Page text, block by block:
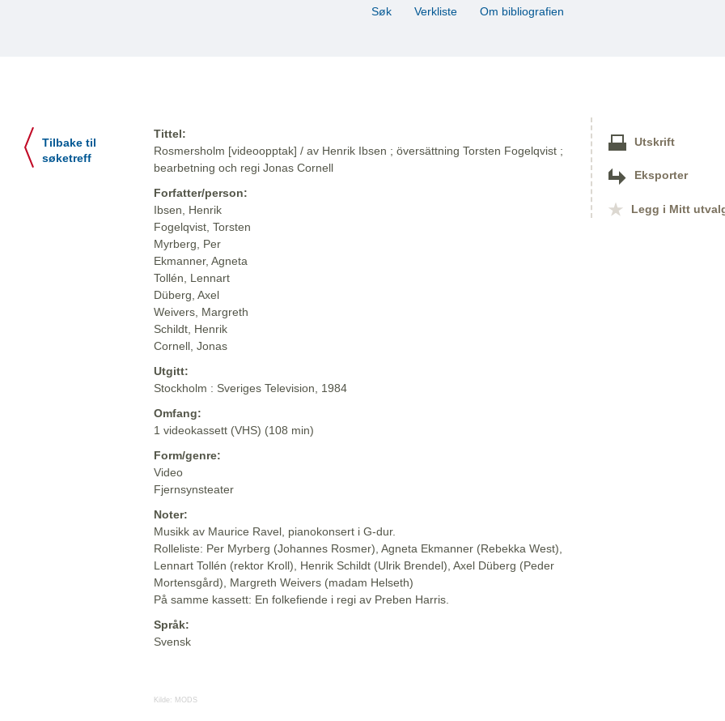
Søk Verkliste Om bibliografien
Tilbake til
søketreff
Tittel:
Rosmersholm [videoopptak] / av Henrik Ibsen ; översättning Torsten Fogelqvist ;
bearbetning och regi Jonas Cornell
Forfatter/person:
Ibsen, Henrik
Fogelqvist, Torsten
Myrberg, Per
Ekmanner, Agneta
Tollén, Lennart
Düberg, Axel
Weivers, Margreth
Schildt, Henrik
Cornell, Jonas
Utgitt:
Stockholm : Sveriges Television, 1984
Omfang:
1 videokassett (VHS) (108 min)
Form/genre:
Video
Fjernsynsteater
Noter:
Musikk av Maurice Ravel, pianokonsert i G-dur.
Rolleliste: Per Myrberg (Johannes Rosmer), Agneta Ekmanner (Rebekka West),
Lennart Tollén (rektor Kroll), Henrik Schildt (Ulrik Brendel), Axel Düberg (Peder
Mortensgård), Margreth Weivers (madam Helseth)
På samme kassett: En folkefiende i regi av Preben Harris.
Språk:
Svensk
Kilde: MODS
Utskrift
Eksporter
Legg i Mitt